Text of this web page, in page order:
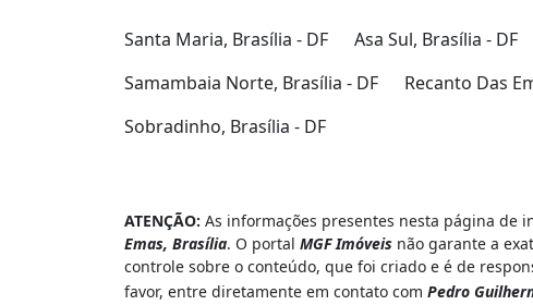
Santa Maria, Brasília - DF Asa Sul, Brasília - DF
Samambaia Norte, Brasília - DF
Recanto Das
Sobradinho, Brasília - DF
ATENÇÃO: As informações presentes nesta página
Emas, Brasília. O portal MGF Imóveis não garante a
controle sobre o conteúdo, que foi criado e é de
favor, entre diretamente em contato com Pedro